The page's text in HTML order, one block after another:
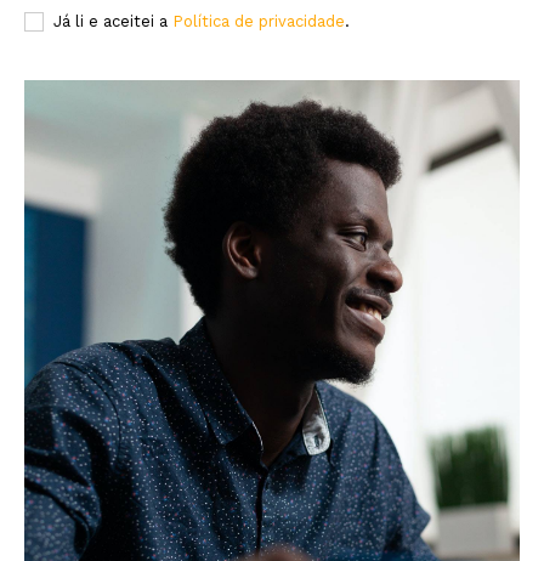
Já li e aceitei a Política de privacidade.